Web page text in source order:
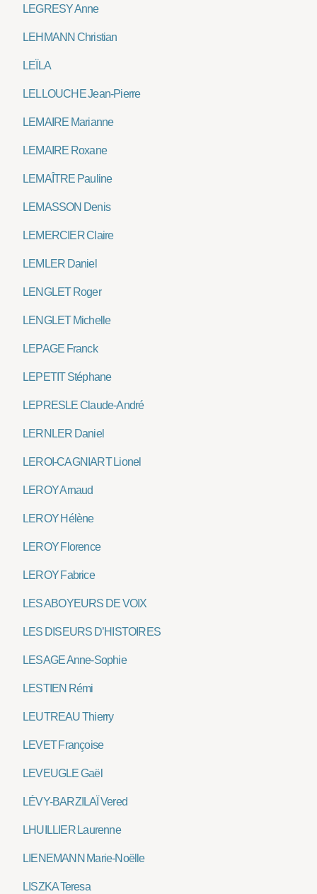
LEGRESY Anne
LEHMANN Christian
LEÏLA
LELLOUCHE Jean-Pierre
LEMAIRE Marianne
LEMAIRE Roxane
LEMAÎTRE Pauline
LEMASSON Denis
LEMERCIER Claire
LEMLER Daniel
LENGLET Roger
LENGLET Michelle
LEPAGE Franck
LEPETIT Stéphane
LEPRESLE Claude-André
LERNLER Daniel
LEROI-CAGNIART Lionel
LEROY Arnaud
LEROY Hélène
LEROY Florence
LEROY Fabrice
LES ABOYEURS DE VOIX
LES DISEURS D’HISTOIRES
LESAGE Anne-Sophie
LESTIEN Rémi
LEUTREAU Thierry
LEVET Françoise
LEVEUGLE Gaël
LÉVY-BARZILAÏ Vered
LHUILLIER Laurenne
LIENEMANN Marie-Noëlle
LISZKA Teresa